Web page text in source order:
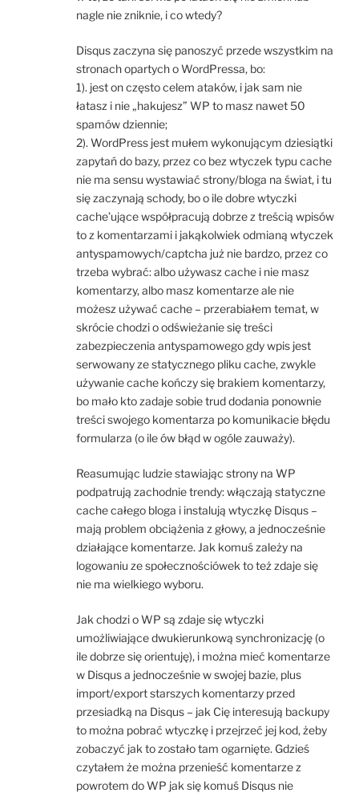
nagle nie zniknie, i co wtedy?
Disqus zaczyna się panoszyć przede wszystkim na
stronach opartych o WordPressa, bo:
1). jest on często celem ataków, i jak sam nie
łatasz i nie „hakujesz” WP to masz nawet 50
spamów dziennie;
2). WordPress jest mułem wykonującym dziesiątki
zapytań do bazy, przez co bez wtyczek typu cache
nie ma sensu wystawiać strony/bloga na świat, i tu
się zaczynają schody, bo o ile dobre wtyczki
cache’ujące współpracują dobrze z treścią wpisów
to z komentarzami i jakąkolwiek odmianą wtyczek
antyspamowych/captcha już nie bardzo, przez co
trzeba wybrać: albo używasz cache i nie masz
komentarzy, albo masz komentarze ale nie
możesz używać cache – przerabiałem temat, w
skrócie chodzi o odświeżanie się treści
zabezpieczenia antyspamowego gdy wpis jest
serwowany ze statycznego pliku cache, zwykle
używanie cache kończy się brakiem komentarzy,
bo mało kto zadaje sobie trud dodania ponownie
treści swojego komentarza po komunikacie błędu
formularza (o ile ów błąd w ogóle zauważy).
Reasumując ludzie stawiając strony na WP
podpatrują zachodnie trendy: włączają statyczne
cache całego bloga i instalują wtyczkę Disqus –
mają problem obciążenia z głowy, a jednocześnie
działające komentarze. Jak komuś zależy na
logowaniu ze społecznościówek to też zdaje się
nie ma wielkiego wyboru.
Jak chodzi o WP są zdaje się wtyczki
umożliwiające dwukierunkową synchronizację (o
ile dobrze się orientuję), i można mieć komentarze
w Disqus a jednocześnie w swojej bazie, plus
import/export starszych komentarzy przed
przesiadką na Disqus – jak Cię interesują backupy
to można pobrać wtyczkę i przejrzeć jej kod, żeby
zobaczyć jak to zostało tam ogarnięte. Gdzieś
czytałem że można przenieść komentarze z
powrotem do WP jak się komuś Disqus nie